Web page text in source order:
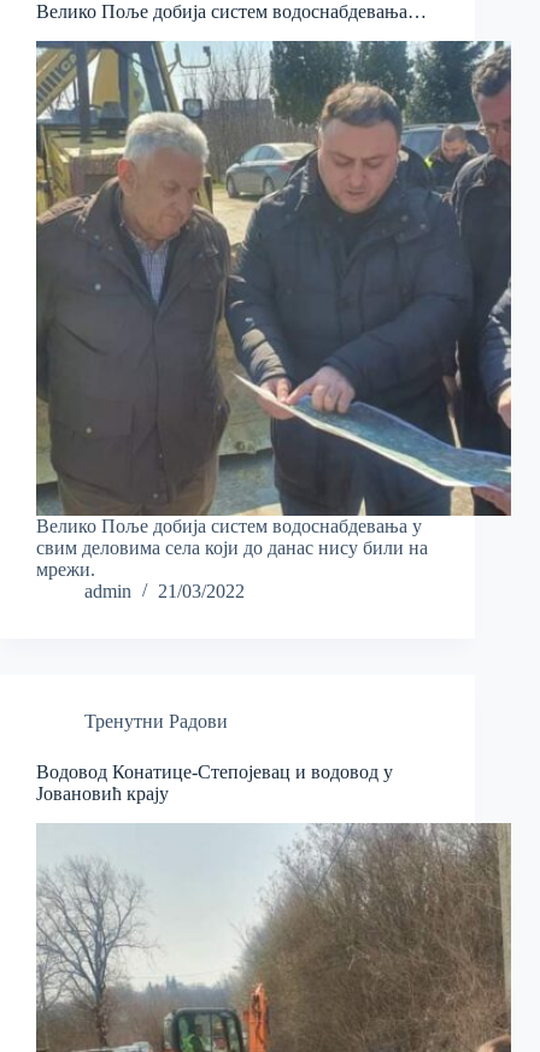
Велико Поље добија систем водоснабдевања…
Велико Поље добија систем водоснабдевања у
свим деловима села који до данас нису били на
мрежи.
admin
21/03/2022
Тренутни Радови
Водовод Конатице-Степојевац и водовод у
Јовановић крају